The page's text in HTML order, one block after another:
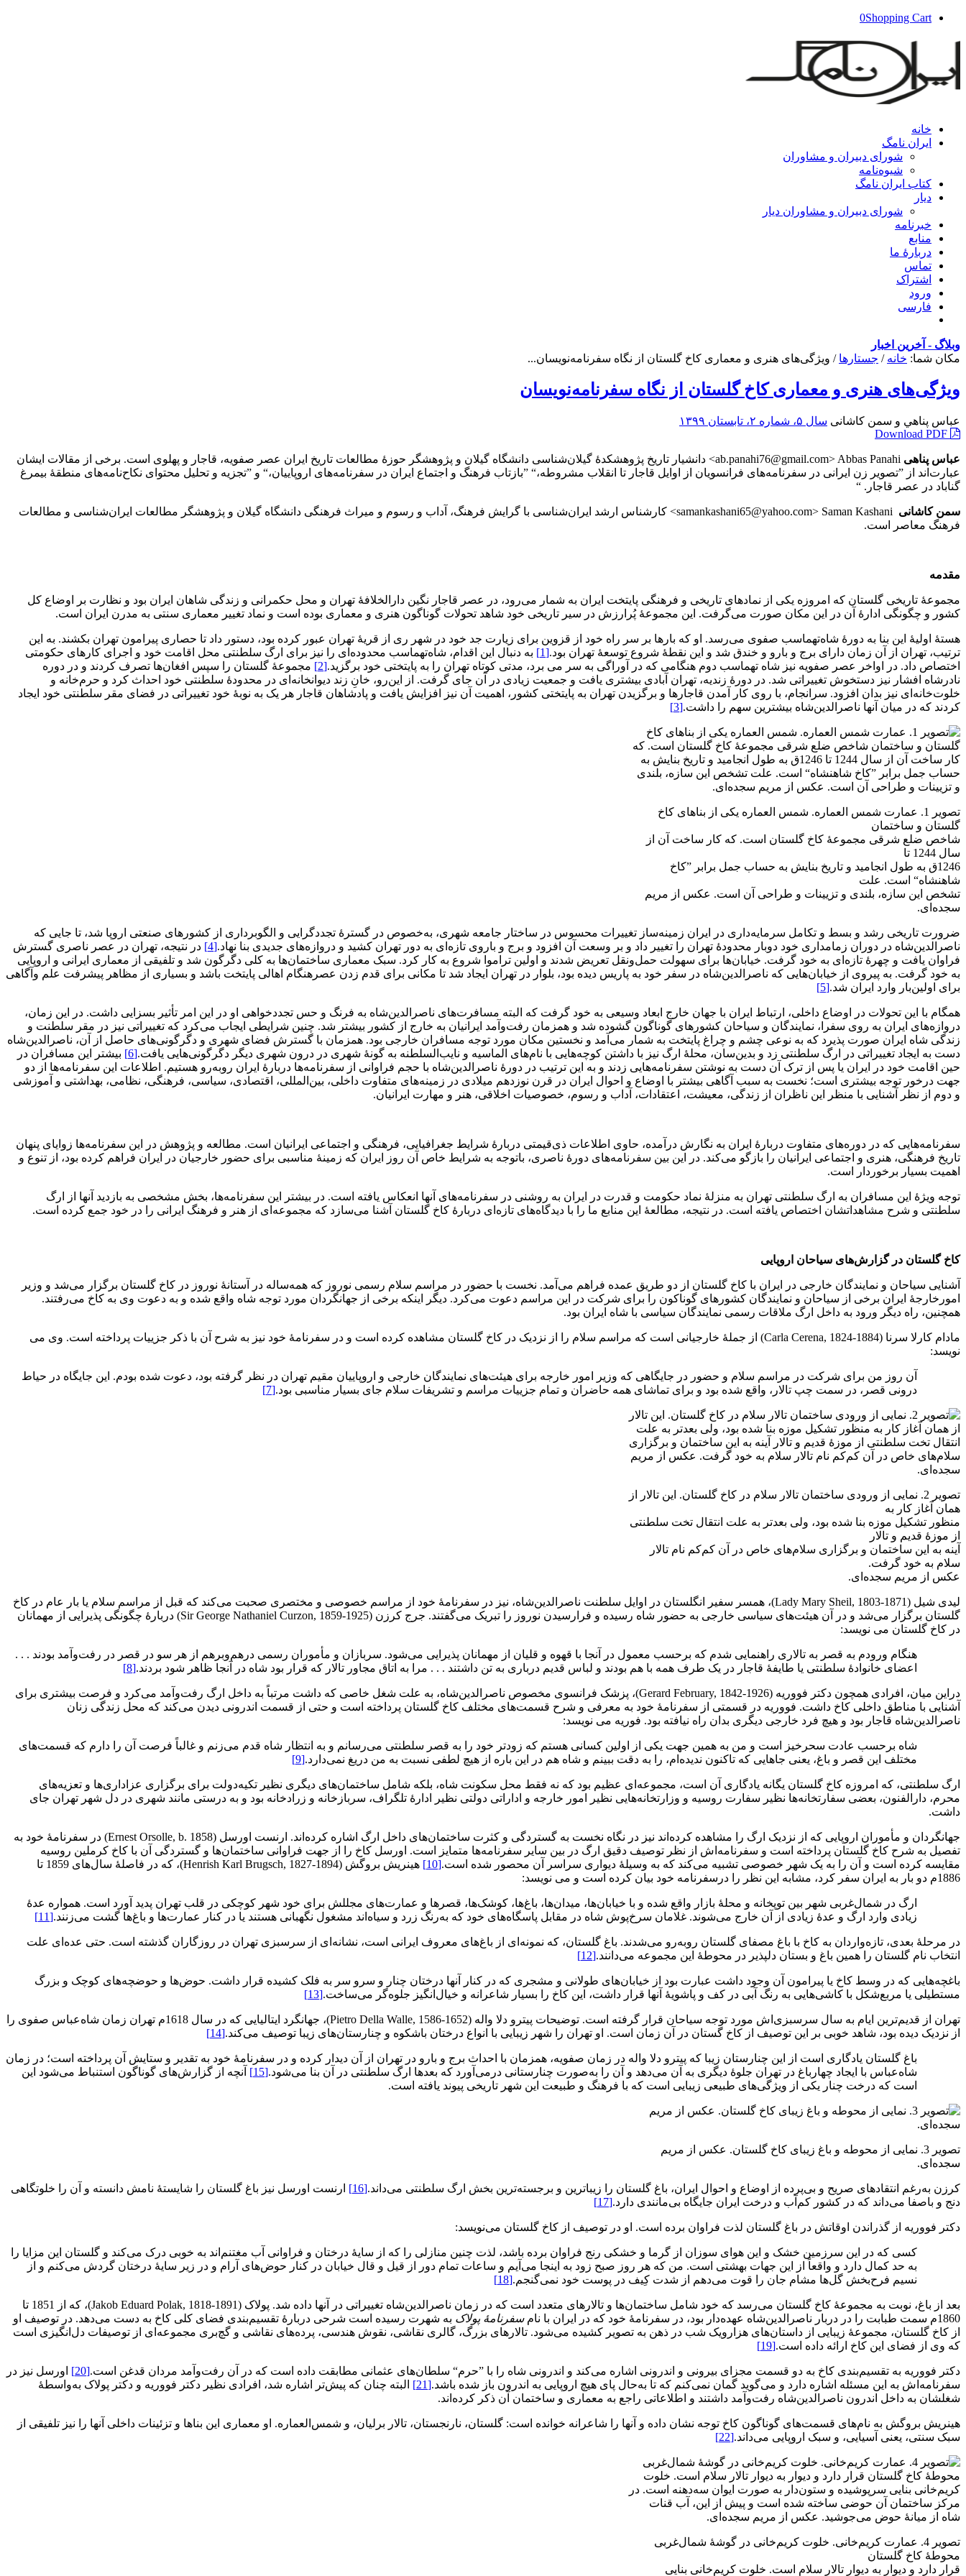
0Shopping Cart
خانه
ایران‌ نامگ
شورای دبیران و مشاوران
شیوه‌نامه
کتاب ایران‌ نامگ
دیار
شورای دبیران و مشاوران دیار
خبرنامه
منابع
دربارۀ ما
تماس
اشتراک
ورود
فارسی
وبلاگ - آخرین اخبار
مکان شما: خانه / جستارها / ویژگی‌های هنری و معماری کاخ گلستان از نگاه سفرنامه‌نویسان...
ویژگی‌های هنری و معماری کاخ گلستان از نگاه سفرنامه‌نویسان
عباس پناهي و سمن کاشانی سال ۵، شماره ۲، تابستان ۱۳۹۹
عباس پناهی
ab.panahi76@gmail.com> Abbas Panahi> دانشیار تاریخ پژوهشکدۀ گیلان‌شناسی دانشگاه گیلان و پژوهشگر حوزۀ مطالعات تاریخ ایران عصر صفویه، قاجار و پهلوی است. برخی از مقالات ایشان
عبارت‌اند از ”تصویر زن ایرانی در سفرنامه‌های فرانسویان از اوایل قاجار تا انقلاب مشروطه،“ ”بازتاب فرهنگ و اجتماع ایران در سفرنامه‌های اروپاییان،“ و ”تجزیه و تحلیل محتوای نکاح‌نامه‌های منطقۀ بیمرغ
گناباد در عصر قاجار. “
سمن کاشانی
samankashani65@yahoo.com>‌ Saman Kashani> کارشناس ارشد ایران‌شناسی با گرایش فرهنگ، آداب و رسوم و میراث فرهنگی دانشگاه گیلان و پژوهشگر مطالعات ایران‌شناسی و مطالعات
فرهنگ معاصر است.
مقدمه
مجموعۀ تاریخی گلستان که امروزه یکی از نمادهای تاریخی و فرهنگی پایتخت ایران به شمار می‌رود، در عصر قاجار نگین دارالخلافۀ تهران و محل حکمرانی و زندگی شاهان ایران بود و نظارت بر اوضاع کل
کشور و چگونگی ادارۀ آن در این مکان صورت می‌گرفت. این مجموعۀ پُرارزش در سیر تاریخی خود شاهد تحولات گوناگون هنری و معماری بوده است و نماد تغییر معماری سنتی به مدرن ایران است.
هستۀ اولیۀ این بنا به دورۀ شاه‌تهماسب صفوی می‌رسد. او که بارها بر سر راه خود از قزوین برای زیارت جد خود در شهر ری از قریۀ تهران عبور کرده بود، دستور داد تا حصاری پیرامون تهران بکشند. به این
ترتیب، تهران از آن زمان دارای برج‌ و بارو و خندق شد و این نقطۀ شروع توسعۀ تهران بود.[1]
به دنبال این اقدام، شاه‌تهماسب محدوده‌ای را نیز برای ارگ سلطنتی‌ محل اقامت خود و اجرای کارهای حکومتی
اختصاص داد. در اواخر عصر صفویه نیز شاه تهماسب دوم هنگامی که در آوراگی به سر می برد، مدتی کوتاه تهران را به پایتختی خود برگزید.[2]
مجموعۀ گلستان را سپس افغان‌ها تصرف کردند و در دوره
نادرشاه افشار نیز دستخوش تغییراتی شد. در دورۀ زندیه، تهران آبادی بیشتری یافت و جمعیت زیادی در آن جای گرفت. از این‌رو، خانِ زند دیوانخانه‌ای در محدودۀ سلطنتی خود احداث کرد و حرم‌خانه و
خلوت‌خانه‌ای نیز بدان افزود. سرانجام، با روی کار آمدن قاجارها و برگزیدن تهران به پایتختی کشور، اهمیت آن نیز افزایش یافت و پادشاهان قاجار هر یک به نوبۀ خود تغییراتی در فضای مقر سلطنتی خود ایجاد
کردند که در میان آنها ناصرالدین‌شاه بیشترین سهم را داشت.[3]
تصویر 1. عمارت شمس العماره. شمس العماره یکی از بناهای کاخ
گلستان و ساختمان
شاخص ضلع شرقی مجموعۀ کاخ گلستان است. که کار ساخت آن از
سال 1244 تا
1246‌ق به طول انجامید و تاریخ بنایش به حساب جمل برابر ”کاخ
شاهنشاه“ است. علت
تشخص این سازه، بلندی و تزیینات و طراحی آن است. عکس از مریم
سجده‌ای.
ضرورت تاریخی رشد و بسط و تکامل سرمایه‌داری در ایران زمینه‌ساز تغییرات محسوس در ساختار جامعه شهری، به‌خصوص در گسترۀ تجددگرایی و الگوبرداری از کشورهای صنعتی اروپا شد، تا جایی که
ناصرالدین‌شاه در دوران زمامداری خود دوبار محدودۀ تهران را تغییر داد و بر وسعت آن افزود و برج و باروی تازه‌ای به دور تهران کشید و دروازه‌های جدیدی بنا نهاد.[4]
در نتیجه، تهران در عصر ناصری گسترش
فراوان یافت و چهرۀ تازه‌ای به خود گرفت. خیابان‌ها برای سهولت حمل‌ونقل تعریض شدند و اولین تراموا شروع به کار کرد. سبک معماری ساختمان‌ها به کلی دگرگون شد و تلفیقی از معماری ایرانی و اروپایی
به خود گرفت. به پیروی از خیابان‌هایی که ناصرالدین‌شاه در سفر خود به پاریس دیده بود، بلوار در تهران ایجاد شد تا مکانی برای قدم زدن عصرهنگام اهالی پایتخت باشد و بسیاری از مظاهر پیشرفت علم وآگاهی
برای اولین‌بار وارد ایران شد.[5]
همگام با این تحولات در اوضاع داخلی، ارتباط ایران با جهان خارج ابعاد وسیعی به خود گرفت که البته مسافرت‌های ناصرالدین‌شاه به فرنگ و حس تجددخواهی او در این امر تأثیر بسزایی داشت. در این زمان،
دروازه‌های ایران به روی سفرا، نمایندگان و سیاحان کشورهای گوناگون گشوده شد و همزمان رفت‌وآمد ایرانیان به خارج از کشور بیشتر شد. چنین شرایطی ایجاب می‌کرد که تغییراتی نیز در مقر سلطنت و
زندگی شاه ایران صورت پذیرد که به نوعی چشم و چراغ پایتخت به شمار می‌آمد و نخستین مکان مورد توجه مسافران خارجی بود. همزمان با گسترش فضای شهری و دگرگونی‌های حاصل از آن، ناصرالدین‌شاه
دست به ایجاد تغییراتی در ارگ سلطنتی زد و بدین‌سان، محلۀ ارگ نیز با داشتن کوچه‌هایی با نام‌های الماسیه و نایب‌السلطنه ‌به ‌گونۀ شهری در درون شهری دیگر دگرگونی‌هایی یافت.[6]
بیشتر این مسافران در
حین اقامت خود در ایران یا پس از ترک آن دست به نوشتن سفرنامه‌هایی زدند و به این ترتیب در دورۀ ناصرالدین‌شاه با حجم فراوانی از سفرنامه‌ها دربارۀ ایران روبه‌رو هستیم. اطلاعات این سفرنامه‌ها از دو
جهت درخور توجه بیشتری است؛ نخست به سبب آگاهی بیشتر با اوضاع و احوال ایران در قرن نوزدهم میلادی در زمینه‌های متفاوت داخلی، بین‌المللی، اقتصادی، سیاسی، فرهنگی، نظامی، بهداشتی و آموزشی
و دوم از نظر آشنایی با منظر این ناظران از زندگی، معیشت، اعتقادات، آداب ‌و رسوم، خصوصیات اخلاقی، هنر و مهارت ایرانیان.
سفرنامه‌هایی که در دوره‌های متفاوت دربارۀ ایران به نگارش درآمده، حاوی اطلاعات ذی‌قیمتی دربارۀ‌ شرایط جغرافیایی، فرهنگی و اجتماعی ایرانیان است. مطالعه‌ و پژوهش در این سفرنامه‌ها زوایای پنهان
تاریخ فرهنگی، هنری و اجتماعی ایرانیان را بازگو می‌کند. در این بین سفرنامه‌های دورۀ ناصری، باتوجه به شرایط خاص آن روز ایران که زمینۀ مناسبی برای حضور خارجیان در ایران فراهم کرده بود، از تنوع و
اهمیت بسیار برخوردار است.
توجه ویژۀ این مسافران به ارگ سلطنتی تهران به منزلۀ نماد حکومت و قدرت در ایران به‌ روشنی در سفرنامه‌های آنها انعکاس یافته است. در بیشتر این سفرنامه‌ها، بخش مشخصی به بازدید آنها از ارگ
سلطنتی و شرح مشاهداتشان اختصاص یافته است. در نتیجه، مطالعۀ این منابع ما را با دیدگاه‌های تازه‌ای دربارۀ کاخ گلستان آشنا می‌سازد که مجموعه‌ای از هنر و فرهنگ ایرانی را در خود جمع کرده است.
کاخ گلستان در گزارشهای سیاحان اروپایی
آشنایی سیاحان و نمایندگان خارجی در ایران با کاخ گلستان از دو طریق عمده فراهم می‌آمد. نخست با حضور در مراسم سلام رسمی نوروز که همه‌ساله در آستانۀ نوروز در کاخ گلستان برگزار می‌شد و وزیر
امورخارجۀ ایران برخی از سیاحان و نمایندگان کشورهای گوناکون را برای شرکت در این مراسم دعوت می‌‌کرد. دیگر اینکه برخی از جهانگردان مورد توجه شاه واقع شده و به دعوت وی به کاخ می‌رفتند.
همچنین، راه دیگر ورود به داخل ارگ ملاقات رسمی نمایندگان سیاسی با شاه ایران بود.
مادام کارلا سرنا (Carla Cerena, 1824-1884) از جملۀ خارجیانی است که مراسم سلام را از نزدیک در کاخ گلستان مشاهده کرده است و در سفرنامۀ خود نیز به ‌شرح آن با ذکر جزییات پرداخته است. وی می
نویسد:
آن‌ روز من برای شرکت در مراسم سلام و حضور در جایگاهی که وزیر امور خارجه برای هیئت‌های نمایندگان خارجی و اروپاییان مقیم تهران در نظر گرفته بود، دعوت شده بودم. این جایگاه در حیاط
درونی قصر، در سمت چپ تالار، واقع شده بود و برای تماشای همه حاضران و تمام جزییات مراسم و تشریفات سلام جای بسیار مناسبی بود.[7]
تصویر 2. نمایی از ورودی ساختمان تالار سلام در کاخ گلستان. این تالار از
همان آغاز کار به
منظور تشکیل موزه بنا شده بود، ولی بعدتر به علت انتقال تخت سلطنتی
از موزۀ قدیم و تالار
آینه به این ساختمان و برگزاری سلام‌های خاص در آن کم‌کم نام تالار
سلام به خود گرفت.
عکس از مریم سجده‌ای.
لیدی شیل (Lady Mary Sheil, 1803-1871)، همسر سفیر انگلستان در اوایل سلطنت ناصرالدین‌شاه، نیز در سفرنامۀ خود از مراسم خصوصی و مختصری صحبت می‌کند که قبل از مراسم سلام یا بار عام در کاخ
گلستان برگزار می‌شد و در آن هیئت‌های سیاسی خارجی به حضور شاه رسیده و فرا‌رسیدن نوروز را تبریک می‌گفتند. جرج کرزن (Sir George Nathaniel Curzon, 1859-1925) دربارۀ چگونگی پذیرایی از مهمانان
در کاخ گلستان می نویسد:
هنگام ورودم به قصر به تالاری راهنمایی شدم که برحسب معمول در آنجا با قهوه و قلیان از مهمانان پذیرایی می‌شود. سربازان و مأموران رسمی درهم‌و‌برهم از هر سو در قصر در رفت‌وآمد بودند . . .
اعضای خانوادۀ سلطنتی یا طایفۀ قاجار در یک طرف همه با ‌هم بودند و لباس قدیم درباری به تن داشتند . . . مرا به اتاق مجاور تالار که قرار بود شاه در آنجا ظاهر شود بردند.[8]
دراین میان، افرادی همچون دکتر فووریه (Gerard February, 1842-1926)، پزشک فرانسوی مخصوص ناصرالدین‌شاه، به علت شغل خاصی که داشت مرتباً به داخل ارگ رفت‌وآمد می‌کرد و فرصت بیشتری برای
آشنایی با مناطق داخلی کاخ داشت. فووریه در قسمتی از سفرنامۀ خود به معرفی و شرح قسمت‌های مختلف کاخ گلستان پرداخته است و حتی از قسمت اندرونی دیدن می‌کند که محل زندگی زنان
ناصرالدین‌شاه قاجار بود و هیچ‌ فرد خارجی دیگری بدان راه نیافته بود. فوریه می نویسد:
شاه برحسب عادت سحرخیز است و من به همین جهت یکی از اولین کسانی هستم که زودتر خود را به قصر سلطنتی می‌رسانم و به انتظار شاه قدم می‌زنم و غالباً فرصت آن را دارم که قسمت‌های
مختلف این قصر و باغ، یعنی جاهایی که تاکنون ندیده‌ام، را به دقت ببینم و شاه هم در این باره از هیچ لطفی نسبت به من دریغ نمی‌دارد.[9]
ارگ سلطنتی، که امروزه کاخ گلستان یگانه یادگاری آن است، مجموعه‌ای عظیم بود که نه فقط محل سکونت شاه، بلکه شامل ساختمان‌های دیگری نظیر تکیه‌دولت برای برگزاری عزاداری‌ها و تعزیه‌های
محرم، دارالفنون، بعضی سفارتخانه‌ها نظیر سفارت روسیه و وزارتخانه‌هایی نظیر امور خارجه و اداراتی دولتی نظیر ادارۀ تلگراف، سربازخانه و زرادخانه بود و به‌ درستی مانند شهری در دل شهر تهران جای
داشت.
جهانگردان و مأموران اروپایی که از نزدیک ارگ را مشاهده کرده‌اند نیز در نگاه نخست به گستردگی و کثرت ساختمان‌های داخل ارگ اشاره کرده‌اند. ارنست اورسل (Ernest Orsolle, b. 1858) در سفرنامۀ‌ خود به
‌تفصیل به شرح کاخ گلستان پرداخته است و سفرنامه‌اش از نظر توصیف دقیق ارگ در بین سایر سفرنامه‌ها متمایز است. اورسل کاخ را از جهت فراوانی ساختما‌ن‌ها و گستردگی آن با کاخ کرملین روسیه
مقایسه کرده است و آن را به یک شهر خصوصی تشبیه می‌کند که به وسیلۀ دیواری سراسر آن محصور شده است.[10]
هینریش بروگش (Henrish Karl Brugsch, 1827-1894)، که در فاصلۀ سال‌های 1859 تا
1886م دو بار به ایران سفر کرد، مشابه این نظر را درسفرنامه ‌خود بیان کرده است و می نویسد:
ارگ در شمال‌غربی شهر بین توپخانه و محلۀ بازار واقع شده و با خیابان‌ها، میدان‌ها، باغ‌ها، کوشک‌ها، قصرها و عمارت‌های مجللش برای خود شهر کوچکی در قلب تهران پدید آورد است. همواره عدۀ
زیادی وارد ارگ و عدۀ زیادی از آن خارج می‌شوند. غلامان سرخ‌پوش شاه در مقابل پاسگاه‌های خود که به‌رنگ زرد و سیاه‌اند مشغول نگهبانی هستند یا در کنار عمارت‌ها و باغ‌ها گشت می‌زنند.[11]
در مرحلۀ بعدی، تازه‌واردان به کاخ با باغ مصفای گلستان رو‌به‌رو می‌شدند. باغ گلستان، که نمونه‌ای از باغ‌های معروف ایرانی است، نشانه‌ای از سرسبزی تهران در روزگاران گذشته است. حتی عده‌ای علت
انتخاب نام گلستان را همین باغ و بستان دلپذیر در محوطۀ این مجموعه می‌دانند.[12]
باغچه‌هایی که در وسط کاخ یا پیرامون آن وجود داشت عبارت بود از خیابان‌های طولانی و مشجری که در کنار آنها درختان چنار و سرو سر به ‌فلک کشیده قرار داشت. حوض‌ها و حوضچه‌های کوچک و بزرگ
مستطیلی یا مربع‌شکل با کاشی‌هایی به رنگ آبی در کف و پاشویۀ‌ آنها قرار داشت، این کاخ را بسیار شاعرانه و خیال‌انگیز جلوه‌گر می‌ساخت.[13]
تهران از قدیم‌ترین ایام به‌ سال سرسبزی‌اش مورد توجه سیاحان قرار گرفته است. توضیحات پیترو دلا واله (Pietro Della Walle, 1586-1652)، جهانگرد ایتالیایی که در سال 1618م تهران زمان شاه‌عباس صفوی را
از نزدیک دیده بود، شاهد خوبی بر این توصیف از کاخ گستان در آن زمان است. او تهران را شهر زیبایی با انواع درختان باشکوه و چنارستان‌های زیبا توصیف می‌کند.[14]
باغ گلستان یادگاری است از این چنارستان زیبا که پیترو دلا واله در زمان صفویه، همزمان با احداث برج‌ و بارو در تهران از آن دیدار کرده و در سفرنامۀ خود به تقدیر و ستایش آن پرداخته است؛ در زمان
شاه‌عباس با ایجاد چهارباغ در تهران جلوۀ دیگری به آن می‌دهد و آن را به‌صورت چنارستانی درمی‌آورد که بعدها ارگ سلطنتی در آن بنا می‌شود.‌[15]
آنچه از گزارش‌های گوناگون استنباط می‌شود این
است که درخت چنار یکی از ویژگی‌های طبیعی زیبایی است که با فرهنگ و طبیعت این شهر تاریخی پیوند یافته است.
تصویر 3. نمایی از محوطه و باغ زیبای کاخ گلستان. عکس از مریم
سجده‌ای.
کرزن به‌رغم انتقادهای صریح و بی‌پرده از اوضاع و احوال ایران، باغ گلستان را زیباترین و برجسته‌ترین بخش ارگ سلطنتی می‌داند.[16]
ارنست اورسل نیز باغ گلستان را شایستۀ نامش دانسته و آن‌ را خلوتگاهی
دنج و باصفا می‌داند که در کشور کم‌آب و درخت ایران جایگاه بی‌مانندی دارد.[17]
دکتر فووریه از گذراندن اوقاتش در باغ گلستان لذت فراوان برده است. او در توصیف از کاخ گلستان می‌نویسد:
کسی که در این سرزمین خشک و این هوای سوزان از گرما و خشکی رنج فراوان برده باشد، لذت چنین منازلی را که از سایۀ درختان و فراوانی آب مغتنم‌‌اند به ‌خوبی درک می‌کند و گلستان این مزایا را
به حد کمال دارد و واقعاً از این جهات بهشتی است. من که هر روز صبح زود به ‌اینجا می‌آیم و ساعات تمام دور از قیل ‌و‌ قال خیابان در کنار حوض‌های آرام و در زیر سایۀ درختان گردش می‌کنم و از
نسیم فرح‌بخش گل‌ها مشام جان را قوت می‌دهم از شدت کِیف در پوست خود نمی‌گنجم.[18]
بعد از باغ، نوبت به مجموعۀ کاخ گلستان می‌رسد که خود شامل ساختمان‌ها و تالارهای متعدد است که در زمان ناصرالدین‌شاه تغییراتی در آنها داده شد. پولاک (Jakob Eduard Polak, 1818-1891)، که از 1851 تا
1860م سمت طبابت را در دربار ناصرالدین‌شاه عهده‌دار بود، در سفرنامۀ خود که در ایران با نام
سفرنامۀ پولاک به شهرت رسیده است شرحی دربارۀ تقسیم‌بندی فضای کلی کاخ به دست می‌دهد. در توصیف او
از کاخ گلستان، مجموعۀ زیبایی از داستان‌های هزار‌و‌یک شب در ذهن به تصویر کشیده می‌شود. تالارهای بزرگ، گالری نقاشی، نقوش هندسی، پرده‌های نقاشی و گچ‌بری مجموعه‌ای از توصیفات دل‌انگیزی است
که وی از فضای این کاخ ارائه داده است.[19]
دکتر فووریه به تقسیم‌بندی کاخ به دو قسمت مجزای بیرونی و اندرونی اشاره می‌کند و اندرونی شاه را با ”حرم“ سلطان‌های عثمانی مطابقت داده است که در آن رفت‌وآمد مردان قدغن است.[20]
اورسل نیز در
سفرنامه‌اش به این مسئله اشاره دارد و می‌گوید گمان نمی‌کنم که تا به‌حال پای هیچ اروپایی به اندرون باز شده باشد.[21]
البته چنان که پیش‌تر اشاره شد، افرادی نظیر دکتر فووریه و دکتر پولاک به‌واسطۀ
شغلشان به داخل اندرون ناصرالدین‌شاه رفت‌وآمد داشتند و اطلاعاتی راجع به معماری و ساختمان آن ذکر کرده‌اند.
هینریش بروگش به نام‌های قسمت‌های گوناگون کاخ توجه نشان داده و آنها را شاعرانه خوانده است: گلستان، نارنجستان، تالار برلیان، و شمس‌العماره. او معماری این بناها و تزئینات داخلی آنها را نیز تلفیقی از
سبک سنتی، یعنی آسیایی، و سبک اروپایی می‌داند.[22]
تصویر 4. عمارت کریم‌خانی. خلوت کریم‌خانی در گوشۀ شمال‌غربی
محوطۀ کاخ گلستان
قرار دارد و دیوار به دیوار تالار سلام است. خلوت کریم‌خانی بنایی